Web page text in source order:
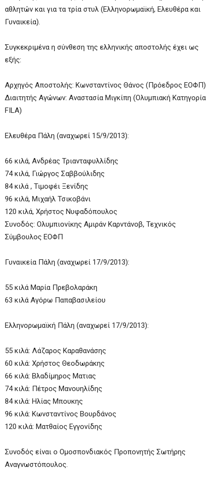
αθλητών και για τα τρία στυλ (Ελληνορωμαϊκή, Ελευθέρα και
Γυναικεία).
Συγκεκριμένα η σύνθεση της ελληνικής αποστολής έχει ως
εξής:
Αρχηγός Αποστολής: Κωνσταντίνος Θάνος (Πρόεδρος ΕΟΦΠ)
Διαιτητής Αγώνων: Αναστασία Μιγκίπη (Ολυμπιακή Κατηγορία
FILA)
Ελευθέρα Πάλη (αναχωρεί 15/9/2013):
66 κιλά, Ανδρέας Τριανταφυλλίδης
74 κιλά, Γιώργος Σαββούλιδης
84 κιλά , Τιμοφέι Ξενίδης
96 κιλά, Μιχαήλ Τσικοβάνι
120 κιλά, Χρήστος Νυφαδόπουλος
Συνοδός: Ολυμπιονίκης Αμιράν Καρντάνοβ, Τεχνικός
Σύμβουλος ΕΟΦΠ
Γυναικεία Πάλη (αναχωρεί 17/9/2013):
55 κιλά Μαρία Πρεβολαράκη
63 κιλά Αγόρω Παπαβασιλείου
Ελληνορωμαϊκή Πάλη (αναχωρεί 17/9/2013):
55 κιλά: Λάζαρος Καραθανάσης
60 κιλά: Χρήστος Θεοδωράκης
66 κιλά: Βλαδίμηρος Ματιας
74 κιλά: Πέτρος Μανουηλίδης
84 κιλά: Ηλίας Μπουκης
96 κιλά: Κωνσταντίνος Βουρδάνος
120 κιλά: Ματθαίος Εγγονίδης
Συνοδός είναι ο Ομοσπονδιακός Προπονητής Σωτήρης
Αναγνωστόπουλος.